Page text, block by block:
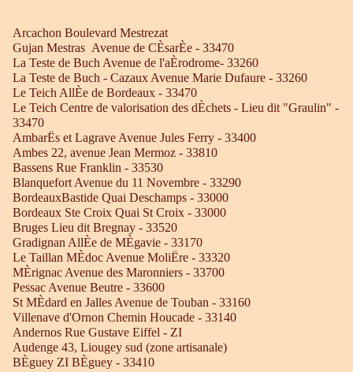
Arcachon Boulevard Mestrezat
Gujan Mestras Avenue de CÈsarÈe - 33470
La Teste de Buch Avenue de l'aÈrodrome- 33260
La Teste de Buch - Cazaux Avenue Marie Dufaure - 33260
Le Teich AllÈe de Bordeaux - 33470
Le Teich Centre de valorisation des dÈchets - Lieu dit "Graulin" -
33470
AmbarËs et Lagrave Avenue Jules Ferry - 33400
Ambes 22, avenue Jean Mermoz - 33810
Bassens Rue Franklin - 33530
Blanquefort Avenue du 11 Novembre - 33290
BordeauxBastide Quai Deschamps - 33000
Bordeaux Ste Croix Quai St Croix - 33000
Bruges Lieu dit Bregnay - 33520
Gradignan AllÈe de MÈgavie - 33170
Le Taillan MÈdoc Avenue MoliËre - 33320
MÈrignac Avenue des Maronniers - 33700
Pessac Avenue Beutre - 33600
St MÈdard en Jalles Avenue de Touban - 33160
Villenave d'Ornon Chemin Houcade - 33140
Andernos Rue Gustave Eiffel - ZI
Audenge 43, Liougey sud (zone artisanale)
BÈguey ZI BÈguey - 33410